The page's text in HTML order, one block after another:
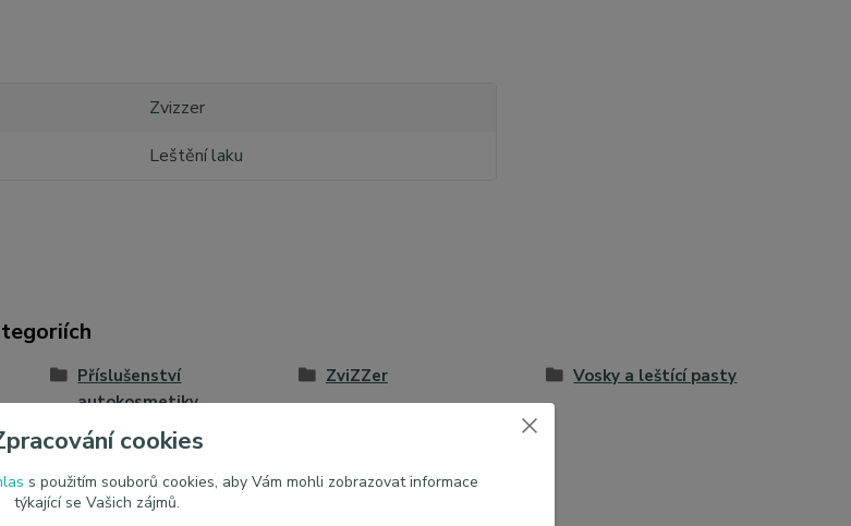
Zvizzer
Leštění laku
Příslušenství
autokosmetiky
ZviZZer Vosky a leštící pasty
cookies
s použitím souborů cookies, aby Vám mohli zobrazovat informace
týkající se Vašich zájmů.